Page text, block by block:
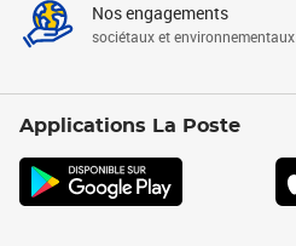
Nos engagements
sociétaux et environnementaux
Applications La Poste